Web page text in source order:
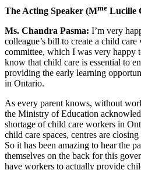
The Acting Speaker (Mme Lucille
Ms. Chandra Pasma: I’m very
colleague’s bill to create a child
committee, which I was very happy
know that child care is essential to
providing the early learning
in Ontario.
As every parent knows, without
the Ministry of Education
shortage of child care workers in
child care spaces, centres are
So it has been amazing to hear the
themselves on the back for this
have workers to actually provide